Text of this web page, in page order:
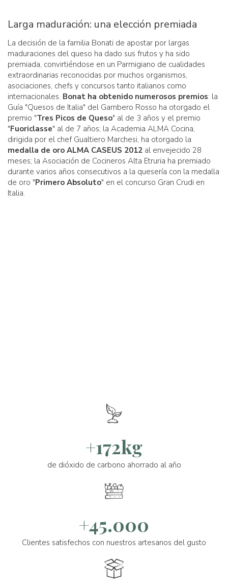
Larga maduración: una elección premiada
La decisión de la familia Bonati de apostar por largas
maduraciones del queso ha dado sus frutos y ha sido
premiada, convirtiéndose en un Parmigiano de cualidades
extraordinarias reconocidas por muchos organismos,
asociaciones, chefs y concursos tanto italianos como
internacionales. Bonat ha obtenido numerosos premios: la
Guía "Quesos de Italia" del Gambero Rosso ha otorgado el
premio "Tres Picos de Queso" al de 3 años y el premio
"Fuoriclasse" al de 7 años; la Academia ALMA Cocina,
dirigida por el chef Gualtiero Marchesi, ha otorgado la
medalla de oro ALMA CASEUS 2012 al envejecido 28
meses; la Asociación de Cocineros Alta Etruria ha premiado
durante varios años consecutivos a la quesería con la medalla
de oro "Primero Absoluto" en el concurso Gran Crudi en
Italia.
+172kg
de dióxido de carbono ahorrado al año
+45.000
Clientes satisfechos con nuestros artesanos del gusto